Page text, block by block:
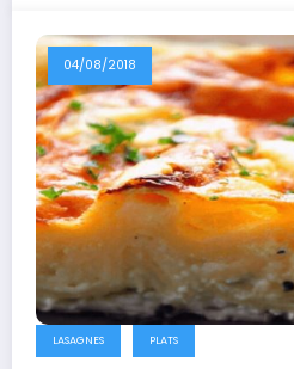
04/08/2018
LASAGNES PLATS